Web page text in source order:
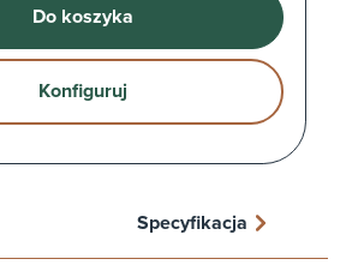
Do koszyka
Konfiguruj
Specyfikacja